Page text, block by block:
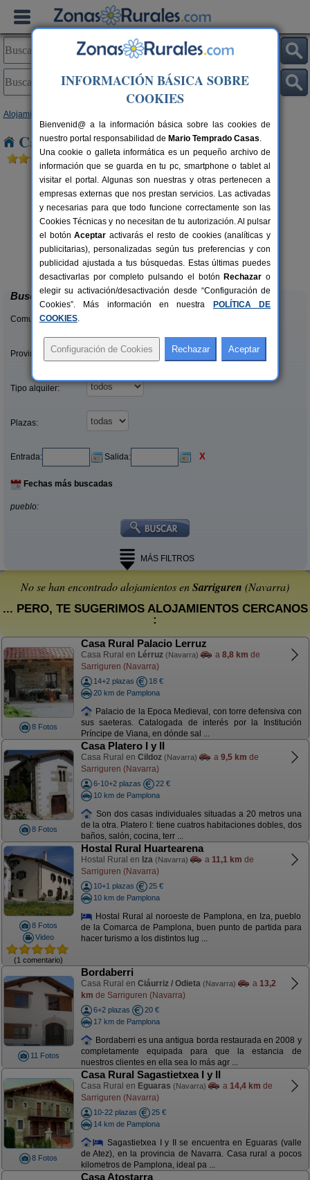
Alojamientos
Casas Rurales cerca de Sarriguren
24-36+14 pers.
desde28 €
Hotel Rural Quinto Real
Eugi (Navarra)
Buscar
Comunidades:
Provincias/Islas:
Tipo alquiler:
Plazas:
Entrada: Salida: X
Fechas más buscadas
pueblo:
MÁS FILTROS
No se han encontrado alojamientos enSarriguren (Navarra)
... PERO, TE SUGERIMOS ALOJAMIENTOS CERCANOS
:
8 Fotos
Casa Rural Palacio Lerruz
Casa Rural en Lérruz (Navarra) a 8,8 km de
Sarriguren (Navarra)
14+2 plazas
18 €
20 km de Pamplona
Palacio de la Epoca Medieval, con torre defensiva con
sus saeteras. Catalogada de interés por la Institución
Príncipe de Viana, en dónde sal ...
8 Fotos
Casa Platero I y II
Casa Rural en Cildoz (Navarra) a 9,5 km de
Sarriguren (Navarra)
6-10+2 plazas
22 €
10 km de Pamplona
Son dos casas individuales situadas a 20 metros una
de la otra. Platero I: tiene cuatros habitaciones dobles, dos
baños, salón, cocina, terr ...
8 Fotos
Video
(1 comentario)
Hostal Rural Huartearena
Hostal Rural en Iza (Navarra) a 11,1 km de
Sarriguren (Navarra)
10+1 plazas
25 €
10 km de Pamplona
Hostal Rural al noroeste de Pamplona, en Iza, pueblo
de la Comarca de Pamplona, buen punto de partida para
hacer turismo a los distintos lug ...
11 Fotos
Bordaberri
Casa Rural en Ciáurriz / Odieta (Navarra) a 13,2
km de Sarriguren (Navarra)
6+2 plazas
20 €
17 km de Pamplona
Bordaberri es una antigua borda restaurada en 2008 y
completamente equipada para que la estancia de
nuestros clientes en ella sea lo más agr ...
8 Fotos
Casa Rural Sagastietxea I y II
Casa Rural en Eguaras (Navarra) a 14,4 km de
Sarriguren (Navarra)
10-22 plazas
25 €
14 km de Pamplona
Sagastietxea I y II se encuentra en Eguaras (valle
de Atez), en la provincia de Navarra. Casa rural a pocos
kilometros de Pamplona, ideal pa ...
Casa Atostarra
INFORMACIÓN BÁSICA SOBRE
COOKIES
Bienvenid@ a la información básica sobre las cookies de
nuestro portal responsabilidad de Mario Temprado Casas.
Una cookie o galleta informática es un pequeño archivo de
información que se guarda en tu pc, smartphone o tablet al
visitar el portal. Algunas son nuestras y otras pertenecen a
empresas externas que nos prestan servicios. Las activadas
y necesarias para que todo funcione correctamente son las
Cookies Técnicas y no necesitan de tu autorización. Al pulsar
el botónAceptar activarás el resto de cookies (analíticas y
publicitarias), personalizadas según tus preferencias y con
publicidad ajustada a tus búsquedas. Estas últimas puedes
desactivarlas por completo pulsando el botón Rechazar o
elegir su activación/desactivación desde “Configuración de
Cookies”. Más información en nuestra
POLÍTICA DE
COOKIES.